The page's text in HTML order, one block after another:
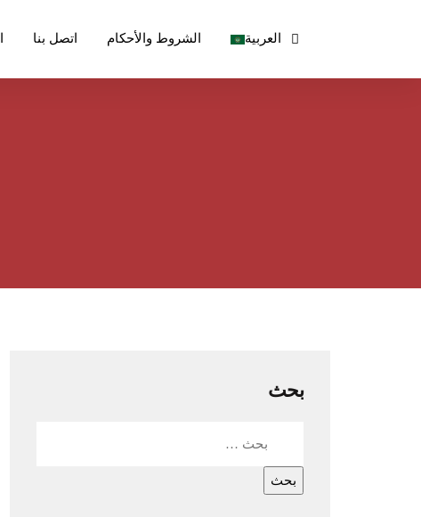
اتصل بنا الشروط والأحكام العربية
بحث